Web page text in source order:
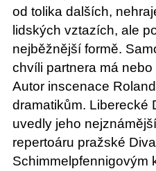
od tolika dalších,
lidských vztazích, ale
nejběžnější formě.
chvíli partnera má nebo
Autor inscenace
dramatikům. Liberecké
uvedly jeho
repertoáru pražské
Schimmelpfennigovým